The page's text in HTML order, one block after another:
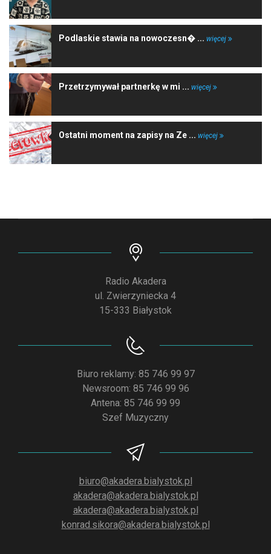
Podlaskie stawia na nowoczesn� ... więcej
Przetrzymywał partnerkę w mi ... więcej
Ostatni moment na zapisy na Ze ... więcej
Radio Akadera
ul. Zwierzyniecka 4
15-333 Białystok
Biuro reklamy: 85 746 99 97
Newsroom: 85 746 99 96
Antena: 85 746 99 99
Szef Muzyczny
biuro@akadera.bialystok.pl
akadera@akadera.bialystok.pl
akadera@akadera.bialystok.pl
konrad.sikora@akadera.bialystok.pl